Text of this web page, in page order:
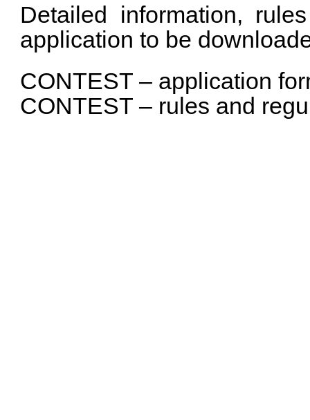
Detailed information,
application to be
CONTEST – application
CONTEST – rules and